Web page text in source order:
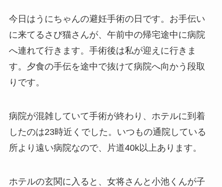
今日はうにちゃんの避妊手術の日です。お手伝い
に来てるさび猫さんが、午前中の帰宅途中に病院
へ連れて行きます。手術後は私が迎えに行きま
す。夕食の手伝を途中で抜けて病院へ向かう段取
りです。
病院が混雑していて手術が終わり、ホテルに到着
したのは23時近くでした。いつもの通院している
所より遠い病院なので、片道40k以上あります。
ホテルの玄関に入ると、女将さんと小池くんが子